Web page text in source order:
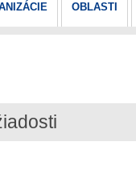
OBLASTI